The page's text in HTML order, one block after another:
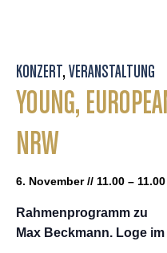
KONZERT , VERANSTALTUNG
YOUNG,
NRW
6. November // 11.00 – 11.00
Rahmenprogramm zu
Max Beckmann. Loge